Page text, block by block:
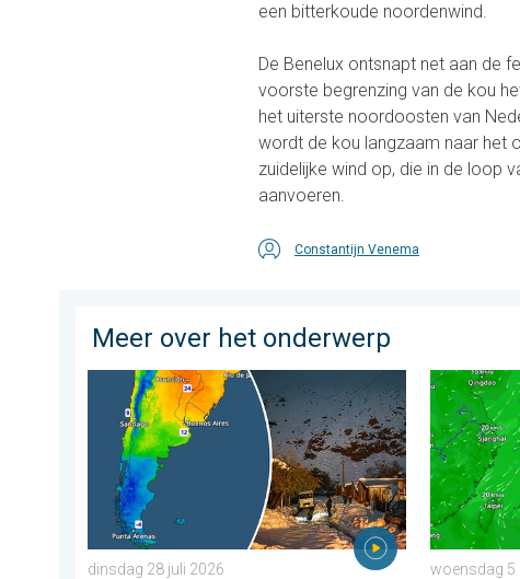
een bitterkoude noordenwind.
De Benelux ontsnapt net aan de
voorste begrenzing van de kou
het uiterste noordoosten van
wordt de kou langzaam naar het
zuidelijke wind op, die in de loop
aanvoeren.
Constantijn Venema
Meer over het onderwerp
Wintergroet uit het zuidelijk halfrond. Veel sneeuw in de
dinsdag 28 juli 2026
Tyfoon
woensdag 5